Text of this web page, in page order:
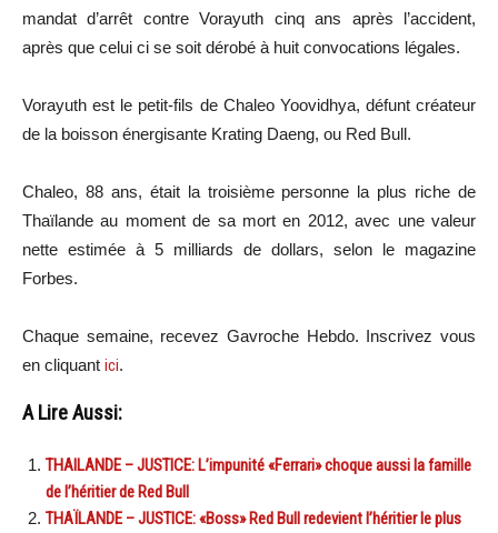
mandat d’arrêt contreVorayuth cinq ans après l’accident,
après que celui ci se soit dérobé à huit convocations légales.
Vorayuth est le petit-fils de Chaleo Yoovidhya, défunt créateur
de la boisson énergisante Krating Daeng, ou Red Bull.
Chaleo, 88 ans, était la troisième personne la plus riche de
Thaïlande au moment de sa mort en 2012, avec une valeur
nette estimée à 5 milliards de dollars, selon le magazine
Forbes.
Chaque semaine, recevez Gavroche Hebdo. Inscrivez vous
en cliquant ici.
A Lire Aussi:
THAILANDE – JUSTICE: L’impunité «Ferrari» choque aussi la famille
de l’héritier de Red Bull
THAÏLANDE – JUSTICE: «Boss» Red Bull redevient l’héritier le plus